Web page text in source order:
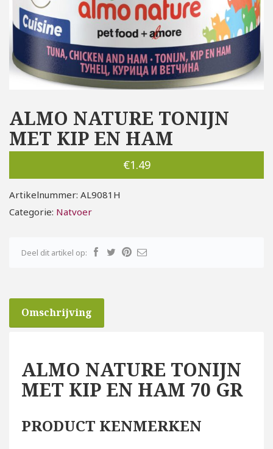
ALMO NATURE TONIJN
MET KIP EN HAM
€1.49
Artikelnummer: AL9081H
Categorie: Natvoer
Deel dit artikel op:
Omschrijving
ALMO NATURE TONIJN
MET KIP EN HAM 70 GR
PRODUCT KENMERKEN